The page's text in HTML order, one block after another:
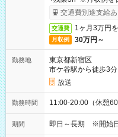
取りサービス利用可
交通費別途支給あ
交通費 1ヶ月3万円
月収例 30万円～
勤務地
東京都新宿区
市ケ谷駅から徒歩3分
放送
勤務時間 11:00-20:00（休憩
期間 即日～長期 ※開始